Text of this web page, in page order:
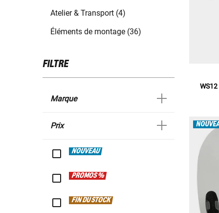
Atelier & Transport (4)
Éléments de montage (36)
FILTRE
Marque
Prix
NOUVEAU
PROMOS %
FIN DU STOCK